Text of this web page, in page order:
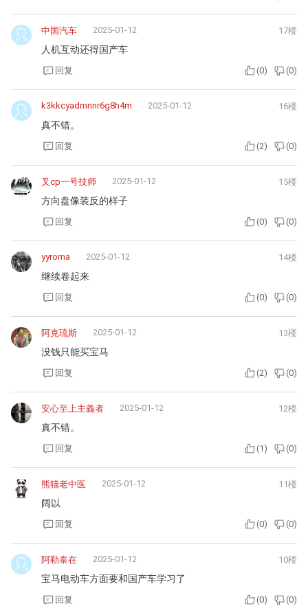
中国汽车 2025-01-12 17楼
人机互动还得国产车
回复 (0) (0)
k3kkcyadmnnr6g8h4m 2025-01-12 16楼
真不错。
回复 (2) (0)
叉cp一号技师 2025-01-12 15楼
方向盘像装反的样子
回复 (0) (0)
yyroma 2025-01-12 14楼
继续卷起来
回复 (0) (0)
阿克琉斯 2025-01-12 13楼
没钱只能买宝马
回复 (2) (0)
安心至上主義者 2025-01-12 12楼
真不错。
回复 (1 ) (0)
熊猫老中医 2025-01-12 11楼
阔以
回复 (0) (0)
阿勒泰在 2025-01-12 10楼
宝马电动车方面要和国产车学习了
回复 (0) (0)